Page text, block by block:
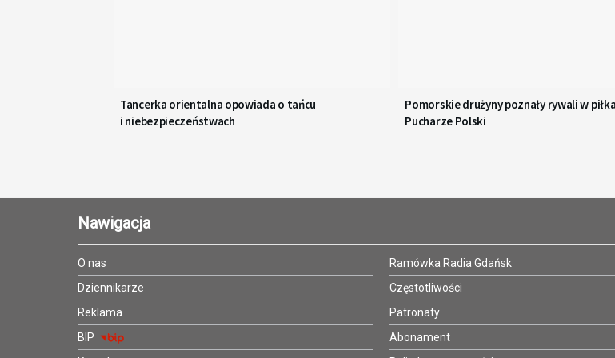
Tancerka orientalna opowiada o tańcu
i niebezpieczeństwach
Pomorskie drużyny poznały rywali w
Pucharze Polski
Nawigacja
O nas
Dziennikarze
Reklama
BIP
Ramówka Radia Gdańsk
Częstotliwości
Patronaty
Abonament